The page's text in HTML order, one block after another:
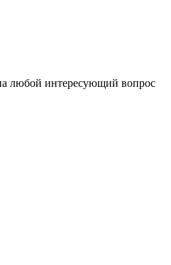
любой интересующий вопрос